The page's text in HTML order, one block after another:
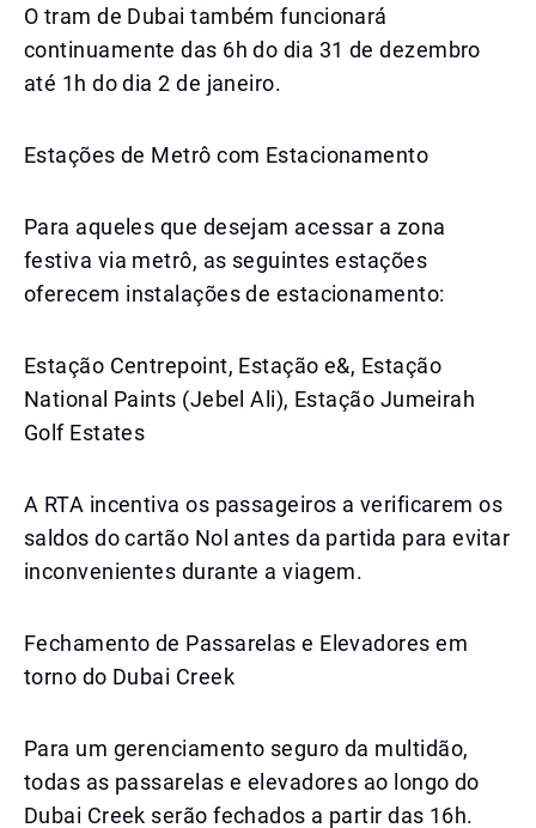
O tram de Dubai também funcionará
continuamente das 6h do dia 31 de dezembro
até 1h do dia 2 de janeiro.
Estações de Metrô com Estacionamento
Para aqueles que desejam acessar a zona
festiva via metrô, as seguintes estações
oferecem instalações de estacionamento:
Estação Centrepoint, Estação e&, Estação
National Paints (Jebel Ali), Estação Jumeirah
Golf Estates
A RTA incentiva os passageiros a verificarem os
saldos do cartão Nol antes da partida para evitar
inconvenientes durante a viagem.
Fechamento de Passarelas e Elevadores em
torno do Dubai Creek
Para um gerenciamento seguro da multidão,
todas as passarelas e elevadores ao longo do
Dubai Creek serão fechados a partir das 16h.